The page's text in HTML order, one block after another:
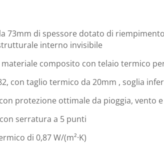
73mm di spessore dotato di
interno invisibile
composito con telaio termico
con taglio termico da 20mm , soglia
protezione ottimale da pioggia, vento
con serratura a 5 punti
di 0,87 W/(m²·K)